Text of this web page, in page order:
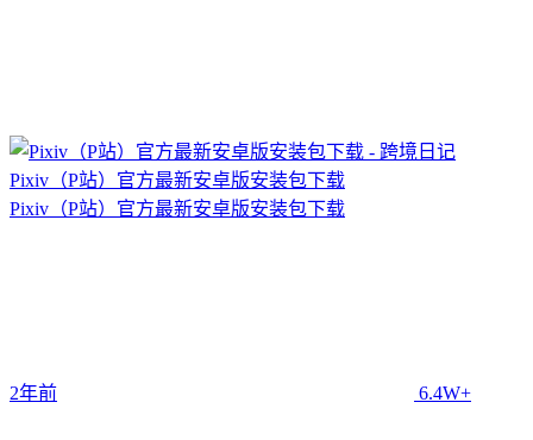
Pixiv（P站）官方最新安卓版安装包下载
Pixiv（P站）官方最新安卓版安装包下载
2年前 6.4W+